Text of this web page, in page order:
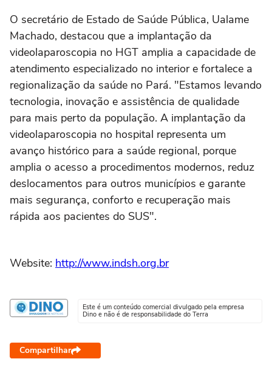
O secretário de Estado de Saúde Pública, Ualame
Machado, destacou que a implantação da
videolaparoscopia no HGT amplia a capacidade de
atendimento especializado no interior e fortalece a
regionalização da saúde no Pará. "Estamos levando
tecnologia, inovação e assistência de qualidade
para mais perto da população. A implantação da
videolaparoscopia no hospital representa um
avanço histórico para a saúde regional, porque
amplia o acesso a procedimentos modernos, reduz
deslocamentos para outros municípios e garante
mais segurança, conforto e recuperação mais
rápida aos pacientes do SUS".
Website: http://www.indsh.org.br
Este é um conteúdo comercial divulgado pela empresa
Dino e não é de responsabilidade do Terra
Compartilhar